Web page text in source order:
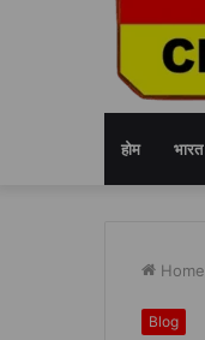
होम भारत
Home
Blog